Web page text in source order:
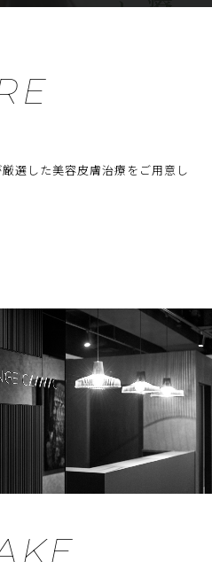
選した美容皮膚治療をご用意し